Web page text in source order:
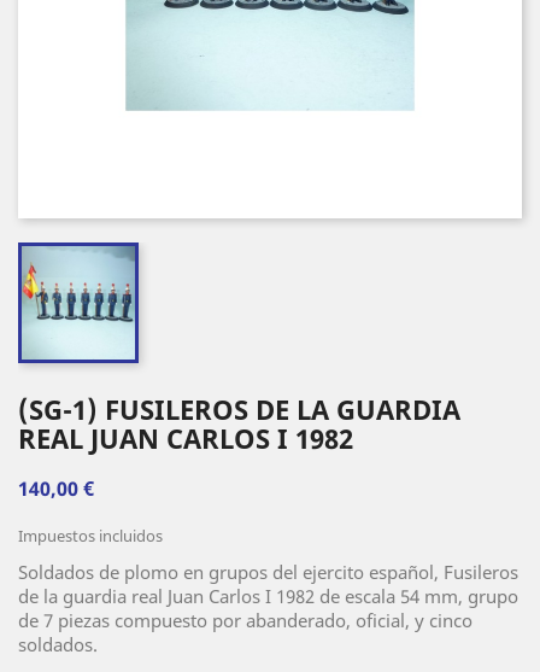
(SG-1) FUSILEROS DE LA GUARDIA
REAL JUAN CARLOS I 1982
140,00 €
Impuestos incluidos
Soldados de plomo en grupos del ejercito español, Fusileros
de la guardia real Juan Carlos I 1982 de escala 54 mm, grupo
de 7 piezas compuesto por abanderado, oficial, y cinco
soldados.